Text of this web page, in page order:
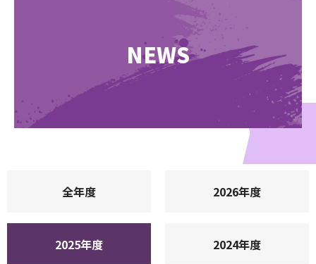
NEWS
全年度 2026年度
2025年度 2024年度